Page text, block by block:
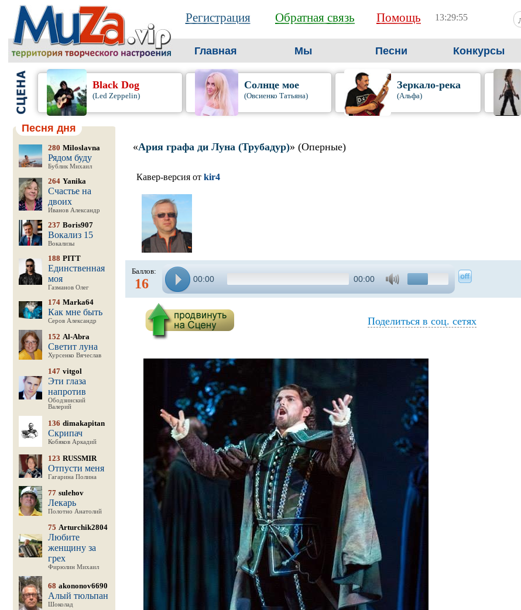
Регистрация Обратная связь Помощь 13:29:56
Главная Мы Песни Конкурсы
Black Dog
(Led Zeppelin)
Солнце мое
(Овсиенко Татьяна)
Зеркало-река
(Альфа)
Песня дня
280 Miloslavna
Рядом буду
Бублик Михаил
264 Yanika
Счастье на
двоих
Иванов Александр
237 Boris907
Вокализ 15
Вокализы
188 PITT
Единственная
моя
Газманов Олег
174 Marka64
Как мне быть
Серов Александр
152 Al-Abra
Светит луна
Хурсенко Вячеслав
147 vitgol
Эти глаза
напротив
Ободзинский
Валерий
136 dimakapitan
Скрипач
Кобяков Аркадий
123 RUSSMIR
Отпусти меня
Гагарина Полина
77 sulehov
Лекарь
Полотно Анатолий
75 Arturchik2804
Любите
женщину за
грех
Фирюлин Михаил
68 akononov6690
Алый тюльпан
Шоколад
«Ария графа ди Луна (Трубадур)» (Оперные)
Кавер-версия от kir4
Баллов:
16 00:00 00:00
Поделиться в соц. сетях